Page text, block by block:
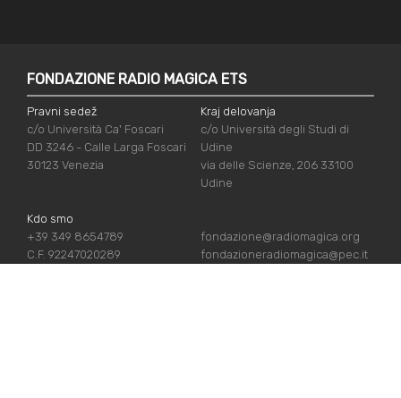
FONDAZIONE RADIO MAGICA ETS
Pravni sedež
c/o Università Ca' Foscari
DD 3246 - Calle Larga Foscari
30123 Venezia
Kraj delovanja
c/o Università degli Studi di
Udine
via delle Scienze, 206 33100
Udine
Kdo smo
+39 349 8654789
C.F. 92247020289
fondazione@radiomagica.org
fondazioneradiomagica@pec.it